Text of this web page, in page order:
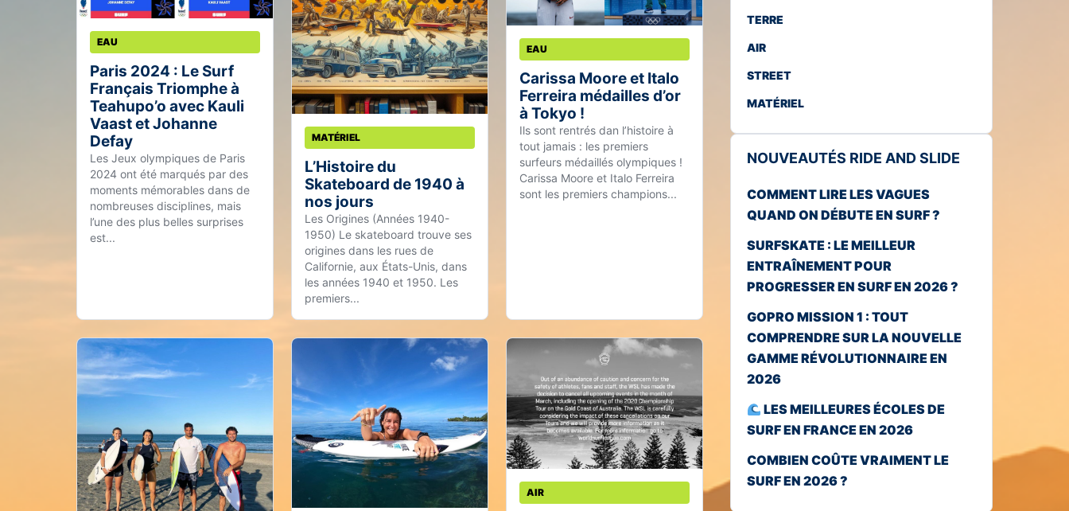
EAU
Paris 2024 : Le Surf
Français Triomphe à
Teahupo’o avec Kauli
Vaast et Johanne
Defay
Les Jeux olympiques de Paris
2024 ont été marqués par des
moments mémorables dans de
nombreuses disciplines, mais
l’une des plus belles surprises
est...
MATÉRIEL
L’Histoire du
Skateboard de 1940 à
nos jours
Les Origines (Années 1940-
1950) Le skateboard trouve ses
origines dans les rues de
Californie, aux États-Unis, dans
les années 1940 et 1950. Les
premiers...
EAU
Carissa Moore et Italo
Ferreira médailles d’or
à Tokyo !
Ils sont rentrés dan l’histoire à
tout jamais : les premiers
surfeurs médaillés olympiques !
Carissa Moore et Italo Ferreira
sont les premiers champions...
AIR
TERRE
AIR
STREET
MATÉRIEL
NOUVEAUTÉS RIDE AND SLIDE
COMMENT LIRE LES VAGUES
QUAND ON DÉBUTE EN SURF ?
SURFSKATE : LE MEILLEUR
ENTRAÎNEMENT POUR
PROGRESSER EN SURF EN 2026 ?
GOPRO MISSION 1 : TOUT
COMPRENDRE SUR LA NOUVELLE
GAMME RÉVOLUTIONNAIRE EN
2026
LES MEILLEURES ÉCOLES DE
SURF EN FRANCE EN 2026
COMBIEN COÛTE VRAIMENT LE
SURF EN 2026 ?